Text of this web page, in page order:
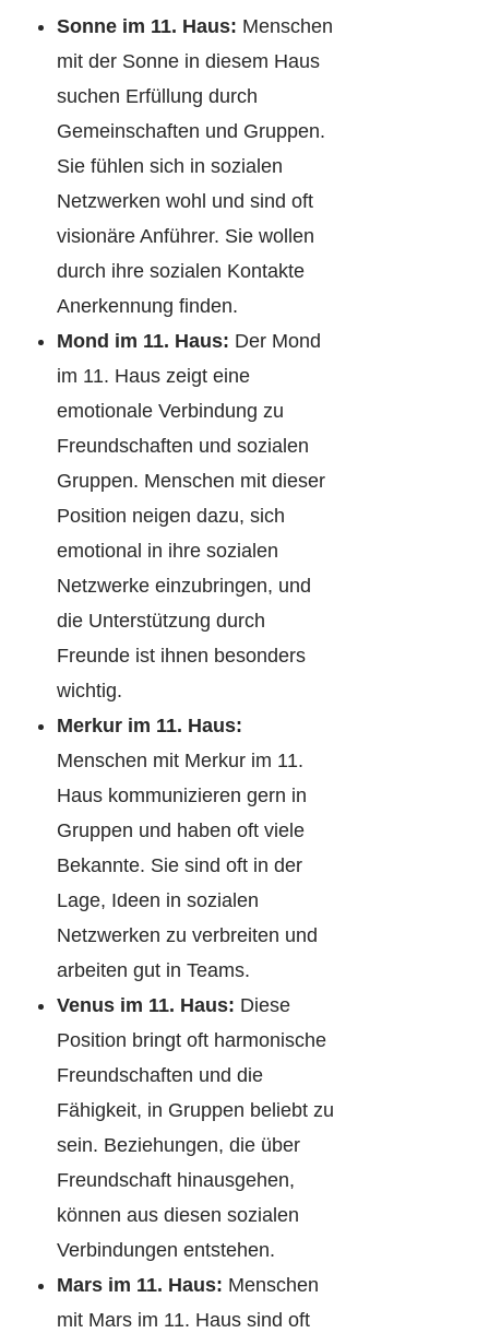
Sonne im 11. Haus: Menschen
mit der Sonne in diesem Haus
suchen Erfüllung durch
Gemeinschaften und Gruppen.
Sie fühlen sich in sozialen
Netzwerken wohl und sind oft
visionäre Anführer. Sie wollen
durch ihre sozialen Kontakte
Anerkennung finden.
Mond im 11. Haus: Der Mond
im 11. Haus zeigt eine
emotionale Verbindung zu
Freundschaften und sozialen
Gruppen. Menschen mit dieser
Position neigen dazu, sich
emotional in ihre sozialen
Netzwerke einzubringen, und
die Unterstützung durch
Freunde ist ihnen besonders
wichtig.
Merkur im 11. Haus:
Menschen mit Merkur im 11.
Haus kommunizieren gern in
Gruppen und haben oft viele
Bekannte. Sie sind oft in der
Lage, Ideen in sozialen
Netzwerken zu verbreiten und
arbeiten gut in Teams.
Venus im 11. Haus: Diese
Position bringt oft harmonische
Freundschaften und die
Fähigkeit, in Gruppen beliebt zu
sein. Beziehungen, die über
Freundschaft hinausgehen,
können aus diesen sozialen
Verbindungen entstehen.
Mars im 11. Haus: Menschen
mit Mars im 11. Haus sind oft